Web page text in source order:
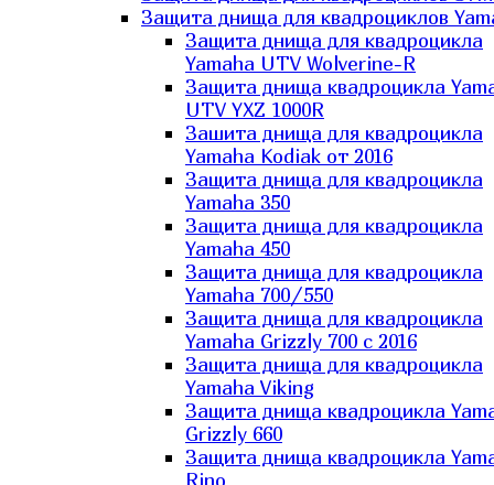
Защита днища для квадроциклов
Защита днища для квадроцикла
Yamaha UTV Wolverine-R
Защита днища квадроцикла
UTV YXZ 1000R
Зашита днища для квадроцикла
Yamaha Kodiak от 2016
Защита днища для квадроцикла
Yamaha 350
Защита днища для квадроцикла
Yamaha 450
Защита днища для квадроцикла
Yamaha 700/550
Защита днища для квадроцикла
Yamaha Grizzly 700 с 2016
Защита днища для квадроцикла
Yamaha Viking
Защита днища квадроцикла
Grizzly 660
Защита днища квадроцикла
Rino